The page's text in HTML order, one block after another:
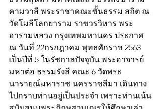
คามวาสี พระราชาคณะชั้นธรรม สถิต ณ
วัดโมลีโลกยาราม ราชวรวิหาร พระ
อารามหลวง กรุงเทพมหานคร ประกาศ
ณ วันที่ 22กรกฎาคม พุทธศักราช 2563
เป็นปีที่ 5 ในรัชกาลปัจจุบัน พระอาจารย์
มหาต่อ ธรรมรังสี คณะ 6 วัดพระ
นารายณ์มหาราช นครราชสีมา เดินทาง
ไปกราบท่านอยู่เป็นประจำ เพราะท่านเน้น